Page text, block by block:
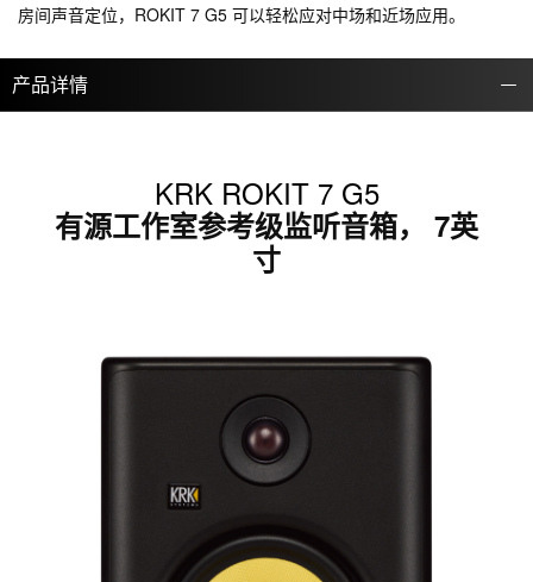
房间声音定位，ROKIT 7 G5 可以轻松应对中场和近场应用。
产品详情
KRK ROKIT 7 G5
有源工作室参考级监听音箱， 7英
寸